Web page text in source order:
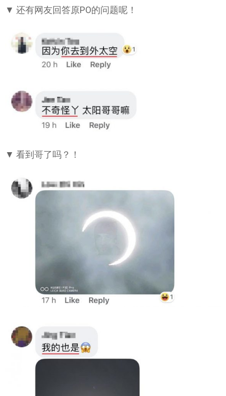
▼ 还有网友回答原PO的问题呢！
▼ 看到哥了吗？！